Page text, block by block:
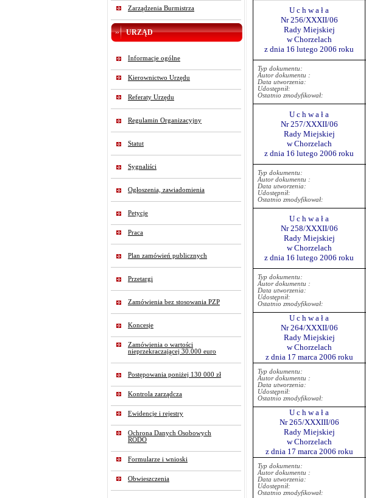
Zarządzenia Burmistrza
URZĄD
Informacje ogólne
Kierownictwo Urzędu
Referaty Urzędu
Regulamin Organizacyjny
Statut
Sygnaliści
Ogłoszenia, zawiadomienia
Petycje
Praca
Plan zamówień publicznych
Przetargi
Zamówienia bez stosowania PZP
Koncesje
Zamówienia o wartości
nieprzekraczającej 30.000 euro
Postępowania poniżej 130 000 zł
Kontrola zarządcza
Ewidencje i rejestry
Ochrona Danych Osobowych
RODO
Formularze i wnioski
Obwieszczenia
U c h w a ł a
Nr 256/XXXII/06
Rady Miejskiej
w Chorzelach
z dnia 16 lutego 2006 roku
Typ dokumentu:
Autor dokumentu :
Data utworzenia:
Udostępnił:
Ostatnio zmodyfikował:
U c h w a ł a
Nr 257/XXXII/06
Rady Miejskiej
w Chorzelach
z dnia 16 lutego 2006 roku
Typ dokumentu:
Autor dokumentu :
Data utworzenia:
Udostępnił:
Ostatnio zmodyfikował:
U c h w a ł a
Nr 258/XXXII/06
Rady Miejskiej
w Chorzelach
z dnia 16 lutego 2006 roku
Typ dokumentu:
Autor dokumentu :
Data utworzenia:
Udostępnił:
Ostatnio zmodyfikował:
U c h w a ł a
Nr 264/XXXII/06
Rady Miejskiej
w Chorzelach
z dnia 17 marca 2006 roku
Typ dokumentu:
Autor dokumentu :
Data utworzenia:
Udostępnił:
Ostatnio zmodyfikował:
U c h w a ł a
Nr 265/XXXIII/06
Rady Miejskiej
w Chorzelach
z dnia 17 marca 2006 roku
Typ dokumentu:
Autor dokumentu :
Data utworzenia:
Udostępnił:
Ostatnio zmodyfikował: